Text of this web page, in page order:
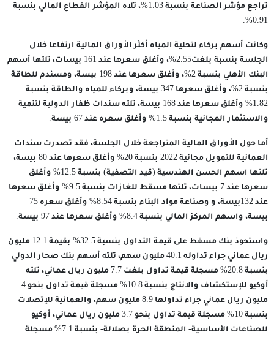
تراجع مؤشر الصناعة بنسبة 1.03%، تلاه المؤشر القطاع المالي بنسبة
0.91%.
وكانت أسهم بركاء لتحلية المياه أكثر الأوراق المالية ارتفاعا خلال
الجلسة بنسبة بلغت2.55%، وأغلق سعرها عند 161 بيسات، تلتها أسهم
البنك الأهلي بنسبة 2%، وأغلق سعرها عند 198 بيسة، ومسندم للطاقة
بنسبة 2%، وأغلق سعرها 347 بيسة، وبركاء للمياه والطاقة بنسبة
1.82% وأغلق سعرها عند 168 بيسة، تلته سندات ظفار الدولية لتنمية
والاستثمار المجانية بنسبة 1.5% وأغلق سعره عند 67 بيسة.
أما حول الأوراق المالية المتراجعة خلال الجلسة، فقد تصدرت سندات
العمانية للتمويل مجانية 2022 بنسبة 20% وأغلق سعرها عند 80 بيسة،
تلتها اسهم الحسن الهندسية (قيد التصفية) بنسبة 12.5% وأغلق
سعرها عند 7 بيسات، تلتها مسقط للغازات بنسبة 9.5% وأغلق سعرها
عند 132بيسة، و وصناعة مواد البناء بنسبة 8.54% وأغلق سعره 75
بيسة، واسهم المركز المالي بنسبة 8.4% وأغلق سعرها عند 97 بيسة.
واستحوذ بنك مسقط على قيمة التداول بنسبة 32.5% بقيمة 12.1 مليون
ريال عماني جراء تداوله 40.1 مليون سهم، تلته أسهم بنك صحار الدولي
بنسبة 20.8% مسجلة قيمة تداول بلغت 7.7 مليون ريال عماني، تلته
أوكيو للإستكشاف والانتاج بنسبة 10.8% مسجلة قيمة تداول بنحو 4
مليون ريال عماني جراء تداولها 8.9 مليون سهم، والعمانية للإتصلات
بنسبة 10% مسجلة قيمة تداول بنحو 3.7 مليون ريال عماني، أوكيو
للصناعات الأساسية- المنطقة الحرة بصلالة- بنسبة 7.1% مسجلة